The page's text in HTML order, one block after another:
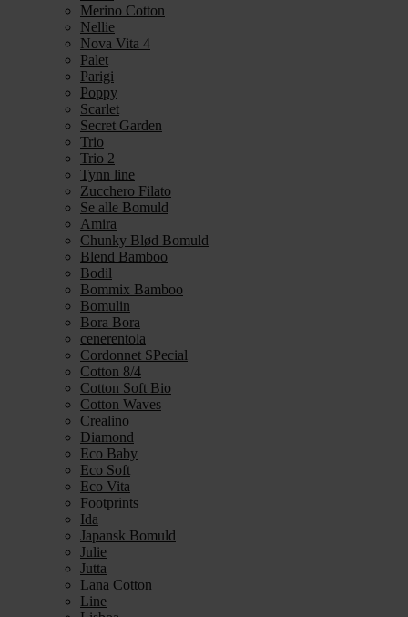
Merino Cotton
Nellie
Nova Vita 4
Palet
Parigi
Poppy
Scarlet
Secret Garden
Trio
Trio 2
Tynn line
Zucchero Filato
Se alle Bomuld
Amira
Chunky Blød Bomuld
Blend Bamboo
Bodil
Bommix Bamboo
Bomulin
Bora Bora
cenerentola
Cordonnet SPecial
Cotton 8/4
Cotton Soft Bio
Cotton Waves
Crealino
Diamond
Eco Baby
Eco Soft
Eco Vita
Footprints
Ida
Japansk Bomuld
Julie
Jutta
Lana Cotton
Line